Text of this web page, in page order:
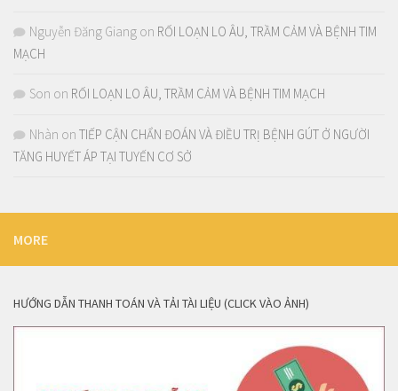
Nguyễn Đăng Giang on RỐI LOẠN LO ÂU, TRẦM CẢM VÀ BỆNH TIM
MẠCH
Son on RỐI LOẠN LO ÂU, TRẦM CẢM VÀ BỆNH TIM MẠCH
Nhàn on TIẾP CẬN CHẨN ĐOÁN VÀ ĐIỀU TRỊ BỆNH GÚT Ở NGƯỜI
TĂNG HUYẾT ÁP TẠI TUYẾN CƠ SỞ
MORE
HƯỚNG DẪN THANH TOÁN VÀ TẢI TÀI LIỆU (CLICK VÀO ẢNH)